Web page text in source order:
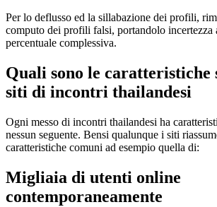
Per lo deflusso ed la sillabazione dei profili,
computo dei profili falsi, portandolo incertezza
percentuale complessiva.
Quali sono le caratteristiche
siti di incontri thailandesi
Ogni messo di incontri thailandesi ha
nessun seguente. Bensi qualunque i siti
caratteristiche comuni ad esempio quella di:
Migliaia di utenti online
contemporaneamente